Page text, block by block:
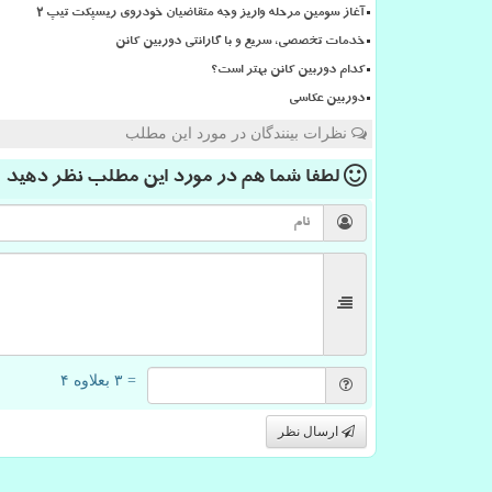
آغاز سومین مرحله واریز وجه متقاضیان خودروی ریسپکت تیپ ۲
خدمات تخصصی، سریع و با گارانتی دوربین کانن
کدام دوربین کانن بهتر است؟
دوربین عکاسی
نظرات بینندگان در مورد این مطلب
لطفا شما همدر مورد این مطلب نظر دهید
= ۳ بعلاوه ۴
ارسال نظر